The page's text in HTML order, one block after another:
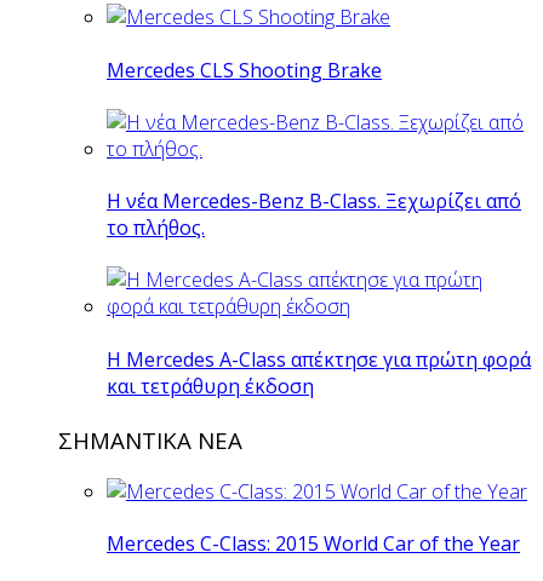
Mercedes CLS Shooting Brake
Η νέα Mercedes-Benz B-Class. Ξεχωρίζει από
το πλήθος.
H Mercedes Α-Class απέκτησε για πρώτη φορά
και τετράθυρη έκδοση
ΣΗΜΑΝΤΙΚΑ ΝΕΑ
Mercedes C-Class: 2015 World Car of the Year